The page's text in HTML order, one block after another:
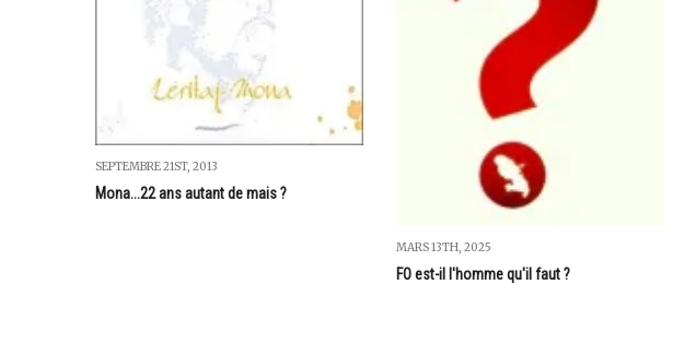
SEPTEMBRE 21ST, 2013
Mona...22 ans autant de mais ?
MARS 13TH, 2025
FO est-il l'homme qu'il faut ?